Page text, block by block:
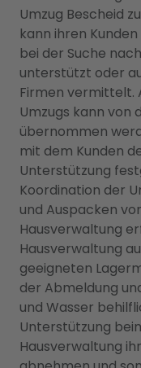
Umzug Bescheid
kann ihren
bei der Suche
unterstützt oder
Firmen vermittelt.
Umzugs kann von
übernommen
mit dem Kunden
Unterstützung
Koordination der
und Auspacken
Hausverwaltung
Hausverwaltung
geeigneten
der Abmeldung
und Wasser
Unterstützung
Hausverwaltung